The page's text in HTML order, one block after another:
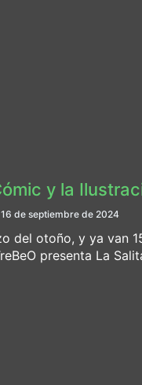
y la
16 de septiembre de 2024
del otoño, y ya van
presenta La